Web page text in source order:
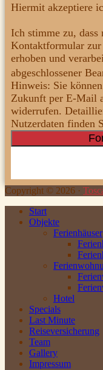
Hiermit akzeptiere
Ich stimme zu, dass
Kontaktformular
erhoben und
abgeschlossener
Hinweis: Sie
Zukunft per E-Mail
widerrufen.
Nutzerdaten finden
Copyright © 2026 ·
Start
Objekte
Ferienhäuser
Hotel
Specials
Last Minute
Reiseversicherung
Team
Gallery
Impressum